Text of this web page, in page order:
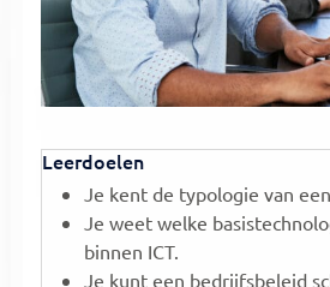
Leerdoelen
Je kent de typologie van
Je weet welke
binnen ICT.
Je kunt een bedrijfsbeleid